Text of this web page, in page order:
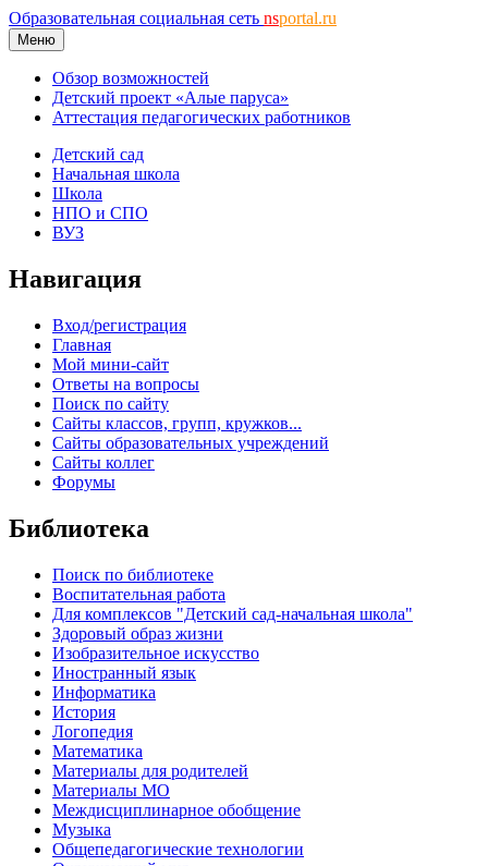
Образовательная социальная сеть nsportal.ru
Меню
Обзор возможностей
Детский проект «Алые паруса»
Аттестация педагогических работников
Детский сад
Начальная школа
Школа
НПО и СПО
ВУЗ
Навигация
Вход/регистрация
Главная
Мой мини-сайт
Ответы на вопросы
Поиск по сайту
Сайты классов, групп, кружков...
Сайты образовательных учреждений
Сайты коллег
Форумы
Библиотека
Поиск по библиотеке
Воспитательная работа
Для комплексов "Детский сад-начальная школа"
Здоровый образ жизни
Изобразительное искусство
Иностранный язык
Информатика
История
Логопедия
Математика
Материалы для родителей
Материалы МО
Междисциплинарное обобщение
Музыка
Общепедагогические технологии